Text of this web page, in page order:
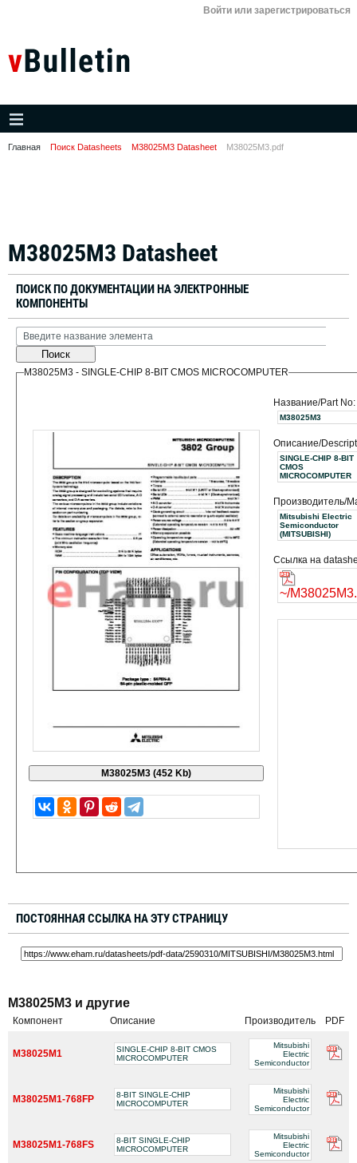
Войти или зарегистрироваться
Главная Поиск Datasheets M38025M3 Datasheet M38025M3.pdf
M38025M3 Datasheet
ПОИСК ПО ДОКУМЕНТАЦИИ НА ЭЛЕКТРОННЫЕ
КОМПОНЕНТЫ
Поиск
M38025M3 - SINGLE-CHIP 8-BIT CMOS MICROCOMPUTER
Название/Part No:
M38025M3
Описание/
SINGLE-CHIP 8-BIT
CMOS
MICROCOMPUTER
Производитель/
Mitsubishi Electric
Semiconductor
(MITSUBISHI)
Ссылка на
~/
ПОСТОЯННАЯ ССЫЛКА НА ЭТУ СТРАНИЦУ
M38025M3 и другие
Компонент Описание Производитель PDF
M38025M1
SINGLE-CHIP 8-BIT CMOS
MICROCOMPUTER
Mitsubishi
Electric
Semiconductor
M38025M1-768FP
8-BIT SINGLE-CHIP
MICROCOMPUTER
Mitsubishi
Electric
Semiconductor
M38025M1-768FS
8-BIT SINGLE-CHIP
MICROCOMPUTER
Mitsubishi
Electric
Semiconductor